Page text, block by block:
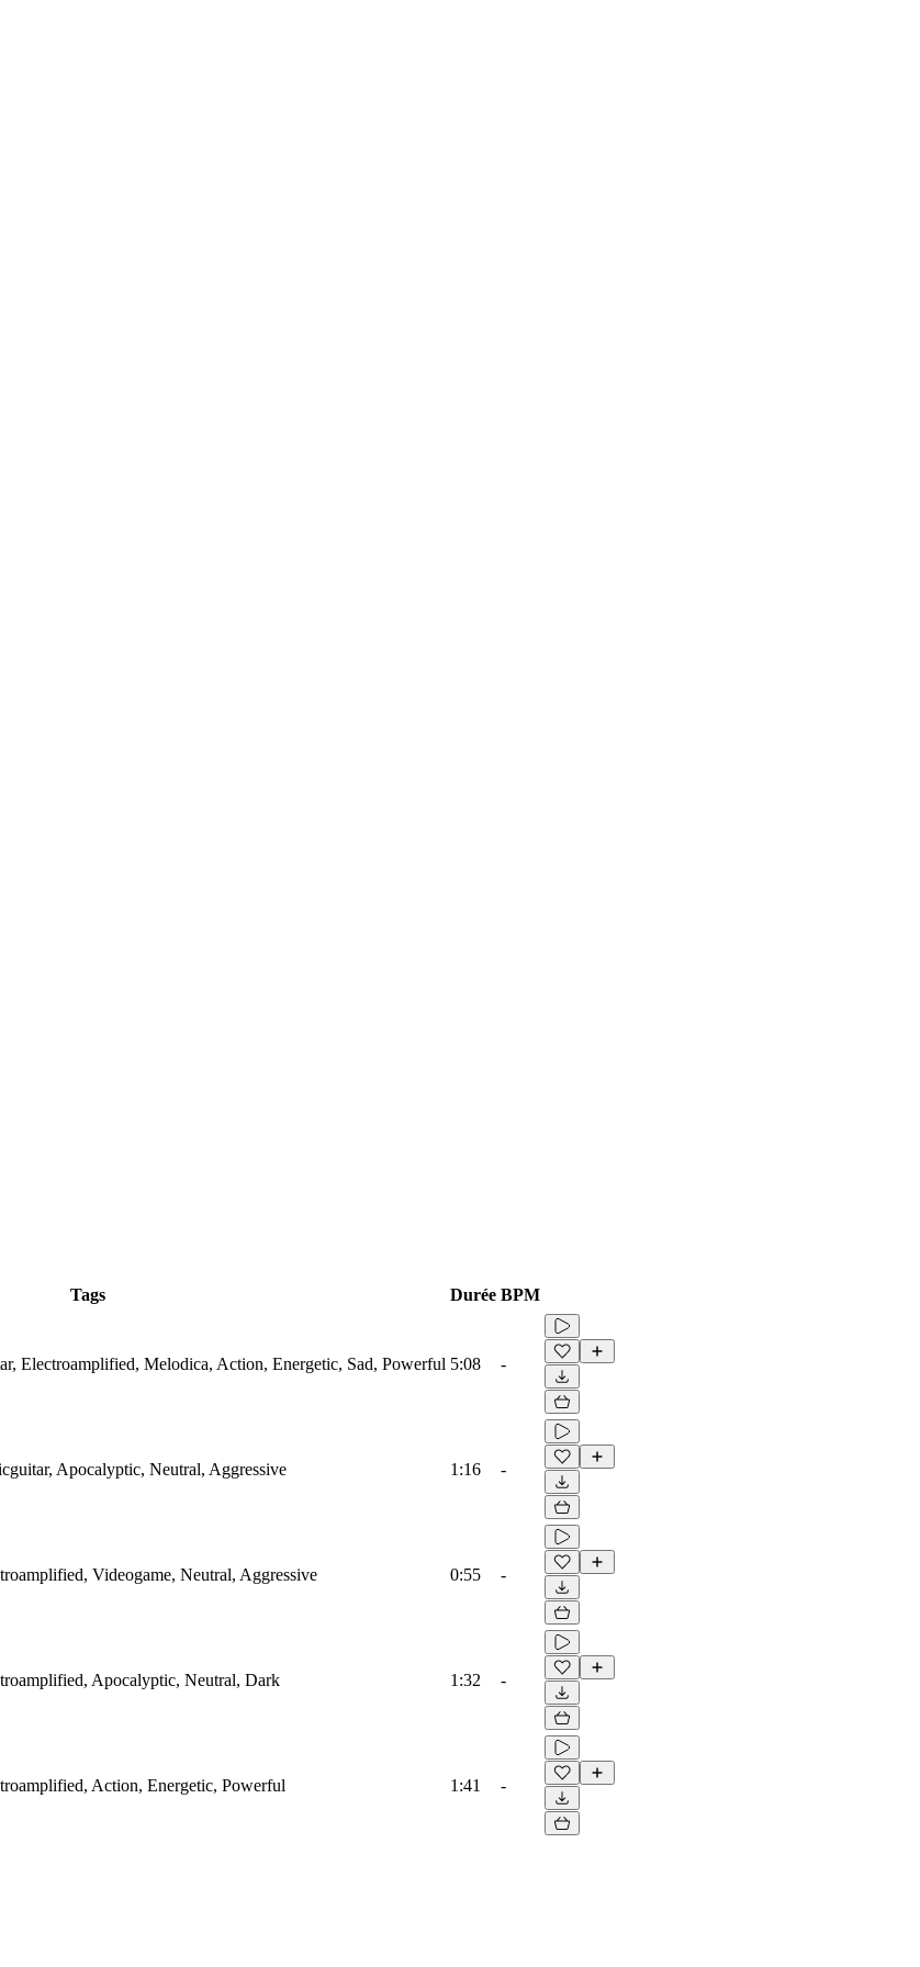
Tags Durée BPM
Electroamplified, Melodica, Action, Energetic, Sad, Powerful 5:08 -
Apocalyptic, Neutral, Aggressive 1:16 -
Videogame, Neutral, Aggressive 0:55 -
Apocalyptic, Neutral, Dark 1:32 -
Action, Energetic, Powerful 1:41 -